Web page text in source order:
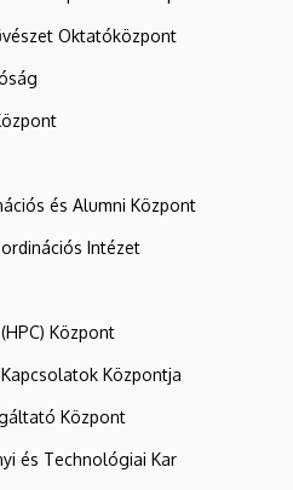
Oktatóközpont
és Alumni Központ
Intézet
Központ
Központja
Központ
és Technológiai Kar